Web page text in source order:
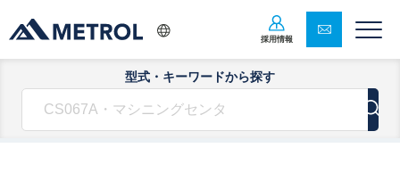
採用情報
型式・キーワードから探す